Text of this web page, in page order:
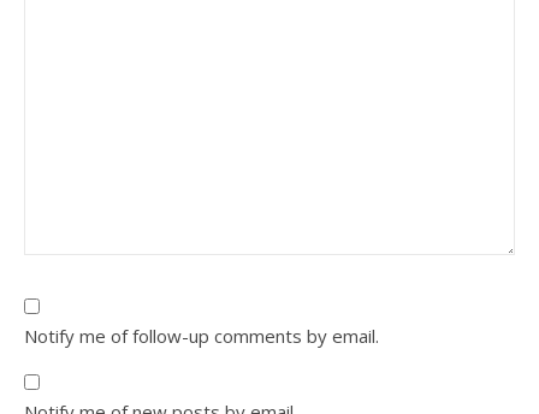
Notify me of follow-up comments by email.